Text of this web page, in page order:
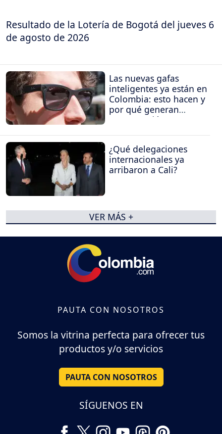
Resultado de la Lotería de Bogotá del jueves 6
de agosto de 2026
Las nuevas gafas
inteligentes ya están en
Colombia: esto hacen y
por qué generan
preocupación
¿Qué delegaciones
internacionales ya
arribaron a Cali?
VER MÁS +
PAUTA CON NOSOTROS
Somos la vitrina perfecta para ofrecer tus
productos y/o servicios
PAUTA CON NOSOTROS
SÍGUENOS EN